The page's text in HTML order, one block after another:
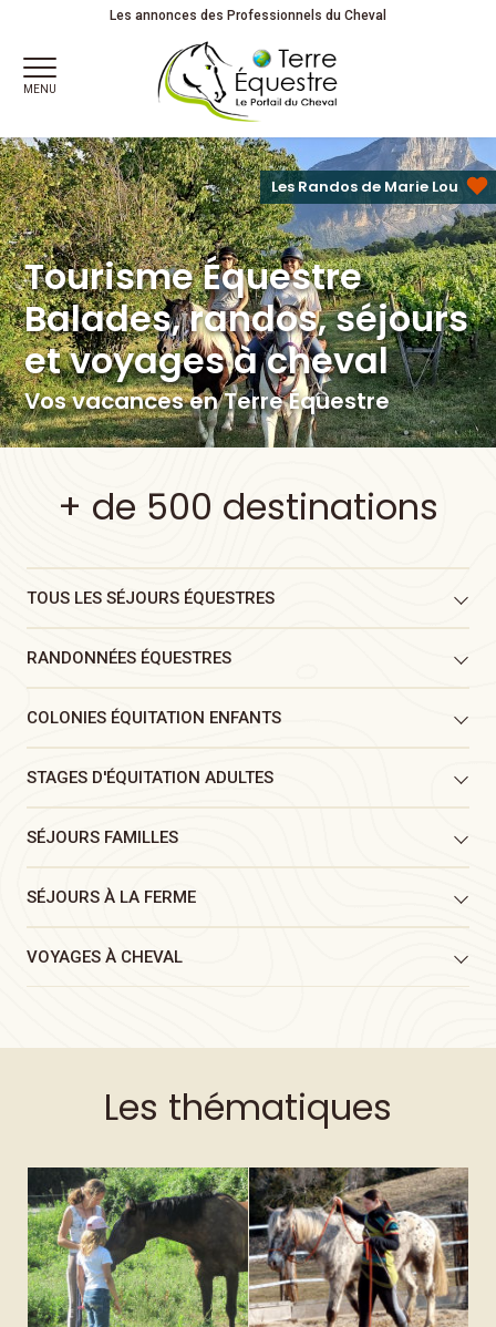
Vacances à ChevalLes annonces des Professionnels du Cheval
MENU
Tourisme Équestre
Balades, randos, séjours
et voyages à cheval
Vos vacances en Terre Équestre
Les Randos de Marie Lou
+ de 500 destinations
TOUS LES SÉJOURS ÉQUESTRES
RANDONNÉES ÉQUESTRES
COLONIES ÉQUITATION ENFANTS
STAGES D'ÉQUITATION ADULTES
SÉJOURS FAMILLES
SÉJOURS À LA FERME
VOYAGES À CHEVAL
Les thématiques